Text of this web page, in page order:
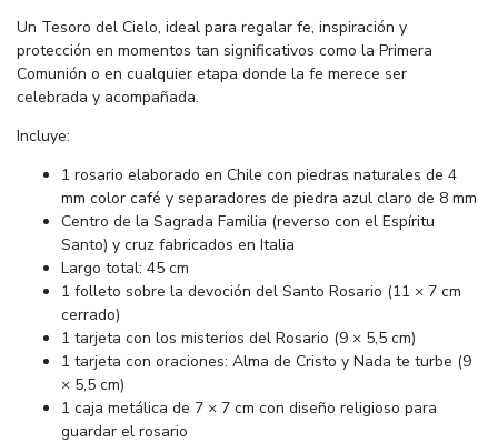
Un Tesoro del Cielo, ideal para regalar fe, inspiración y
protección en momentos tan significativos como la Primera
Comunión o en cualquier etapa donde la fe merece ser
celebrada y acompañada.
Incluye:
1 rosario elaborado en Chile con piedras naturales de 4
mm color café y separadores de piedra azul claro de 8 mm
Centro de la Sagrada Familia (reverso con el Espíritu
Santo) y cruz fabricados en Italia
Largo total: 45 cm
1 folleto sobre la devoción del Santo Rosario (11 × 7 cm
cerrado)
1 tarjeta con los misterios del Rosario (9 × 5,5 cm)
1 tarjeta con oraciones: Alma de Cristo y Nada te turbe (9
× 5,5 cm)
1 caja metálica de 7 × 7 cm con diseño religioso para
guardar el rosario